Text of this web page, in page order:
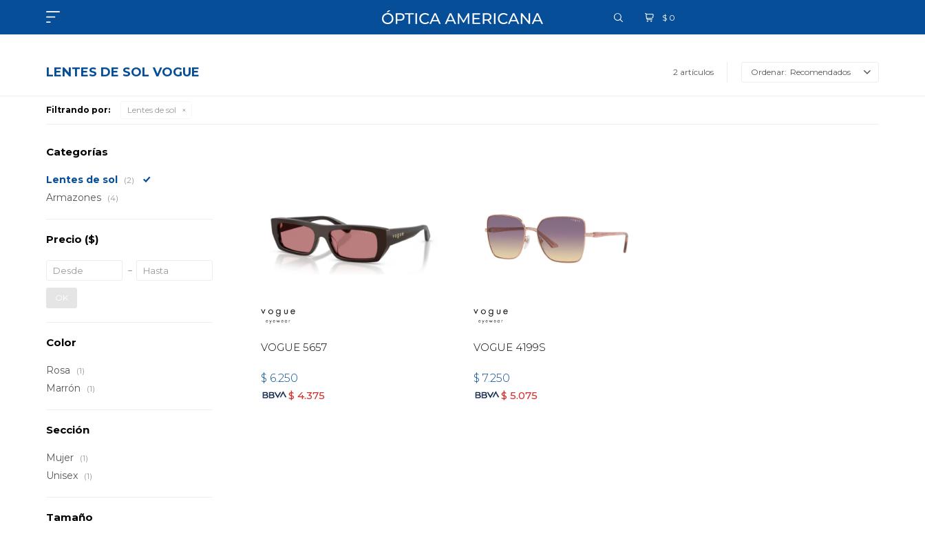
$ 0

LENTES DE SOL VOGUE 2 artículos Recomendados
Filtrando por: Lentes de sol
VOGUE 5657
$ 6.250
$ 4.375
VOGUE 4199S
$ 7.250
$ 5.075
Categorías
Lentes de sol (2)
Armazones (4)
Precio ($)
OK
Color
Rosa (1)
Marrón (1)
Sección
Mujer (1)
Unisex (1)
Tamaño